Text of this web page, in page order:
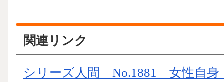
関連リンク
シリーズ人間 No.1881 女性自